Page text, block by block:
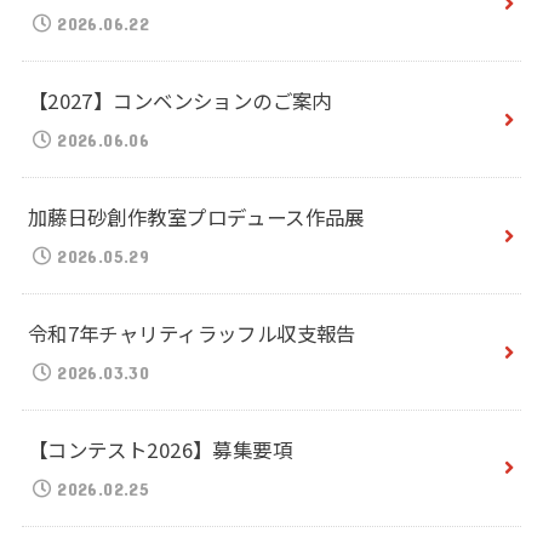
2026.06.22
【2027】コンベンションのご案内
2026.06.06
加藤日砂創作教室プロデュース作品展
2026.05.29
令和7年チャリティラッフル収支報告
2026.03.30
【コンテスト2026】募集要項
2026.02.25